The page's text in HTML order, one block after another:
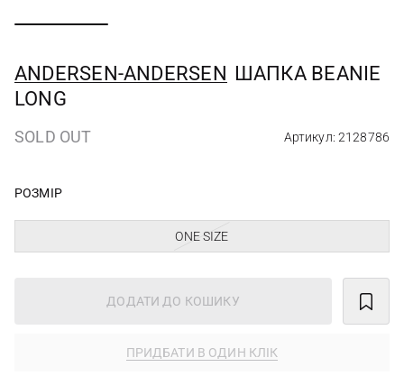
ANDERSEN-ANDERSEN ШАПКА BEANIE
LONG
SOLD OUT Артикул: 2128786
РОЗМІР
ONE SIZE
ДОДАТИ ДО КОШИКУ
ПРИДБАТИ В ОДИН КЛІК